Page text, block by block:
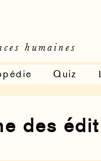
humaines
Quiz
des